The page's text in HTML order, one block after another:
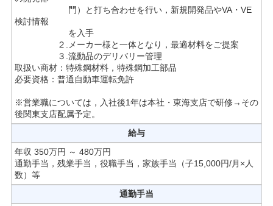
門）と打ち合わせを行い，新規開発品やVA・VE
検討情報
を入手
２.メーカー様と一体となり，最適材料をご提案
３.流動品のデリバリー管理
取扱い商材：特殊鋼材料，特殊鋼加工部品
必要資格：普通自動車運転免許
※営業職については，入社後1年は本社・東海支店で研修→その
後関東支店配属予定。
給与
年収 350万円 ～ 480万円
通勤手当，残業手当，役職手当，家族手当（子15,000円/月×人
数）等
通勤手当